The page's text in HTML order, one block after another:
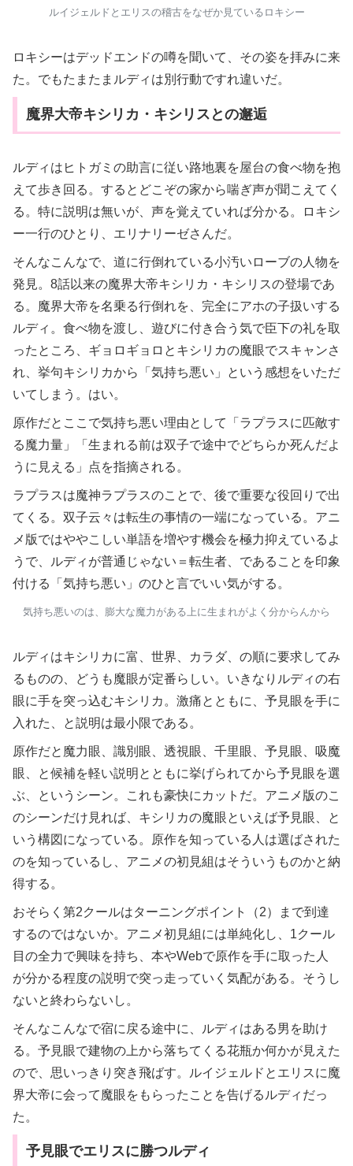
ルイジェルドとエリスの稽古をなぜか見ているロキシー
ロキシーはデッドエンドの噂を聞いて、その姿を拝みに来
た。でもたまたまルディは別行動ですれ違いだ。
魔界大帝キシリカ・キシリスとの邂逅
ルディはヒトガミの助言に従い路地裏を屋台の食べ物を抱
えて歩き回る。するとどこぞの家から喘ぎ声が聞こえてく
る。特に説明は無いが、声を覚えていれば分かる。ロキシ
ー一行のひとり、エリナリーゼさんだ。
そんなこんなで、道に行倒れている小汚いローブの人物を
発見。8話以来の魔界大帝キシリカ・キシリスの登場であ
る。魔界大帝を名乗る行倒れを、完全にアホの子扱いする
ルディ。食べ物を渡し、遊びに付き合う気で臣下の礼を取
ったところ、ギョロギョロとキシリカの魔眼でスキャンさ
れ、挙句キシリカから「気持ち悪い」という感想をいただ
いてしまう。はい。
原作だとここで気持ち悪い理由として「ラプラスに匹敵す
る魔力量」「生まれる前は双子で途中でどちらか死んだよ
うに見える」点を指摘される。
ラプラスは魔神ラプラスのことで、後で重要な役回りで出
てくる。双子云々は転生の事情の一端になっている。アニ
メ版ではややこしい単語を増やす機会を極力抑えているよ
うで、ルディが普通じゃない＝転生者、であることを印象
付ける「気持ち悪い」のひと言でいい気がする。
気持ち悪いのは、膨大な魔力がある上に生まれがよく分からんから
ルディはキシリカに富、世界、カラダ、の順に要求してみ
るものの、どうも魔眼が定番らしい。いきなりルディの右
眼に手を突っ込むキシリカ。激痛とともに、予見眼を手に
入れた、と説明は最小限である。
原作だと魔力眼、識別眼、透視眼、千里眼、予見眼、吸魔
眼、と候補を軽い説明とともに挙げられてから予見眼を選
ぶ、というシーン。これも豪快にカットだ。アニメ版のこ
のシーンだけ見れば、キシリカの魔眼といえば予見眼、と
いう構図になっている。原作を知っている人は選ばされた
のを知っているし、アニメの初見組はそういうものかと納
得する。
おそらく第2クールはターニングポイント（2）まで到達
するのではないか。アニメ初見組には単純化し、1クール
目の全力で興味を持ち、本やWebで原作を手に取った人
が分かる程度の説明で突っ走っていく気配がある。そうし
ないと終わらないし。
そんなこんなで宿に戻る途中に、ルディはある男を助け
る。予見眼で建物の上から落ちてくる花瓶か何かが見えた
ので、思いっきり突き飛ばす。ルイジェルドとエリスに魔
界大帝に会って魔眼をもらったことを告げるルディだっ
た。
予見眼でエリスに勝つルディ